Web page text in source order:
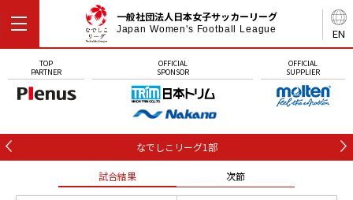
EN
一般社団法人日本女子サッカーリーグ
Japan Women's Football League
TOP
PARTNER
OFFICIAL
SPONSOR
OFFICIAL
SUPPLIER
なでしこリーグ1部
試合結果 次節